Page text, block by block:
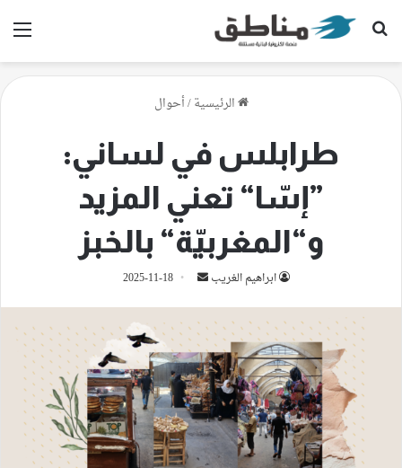
بحث عن
الرئيسية/أحوال
طرابلس في لساني:
”إسّا“ تعني المزيد
و“المغربيّة“ بالخبز
ابراهيم الغريب
أرسل
إلكترونيا
2025-11-18